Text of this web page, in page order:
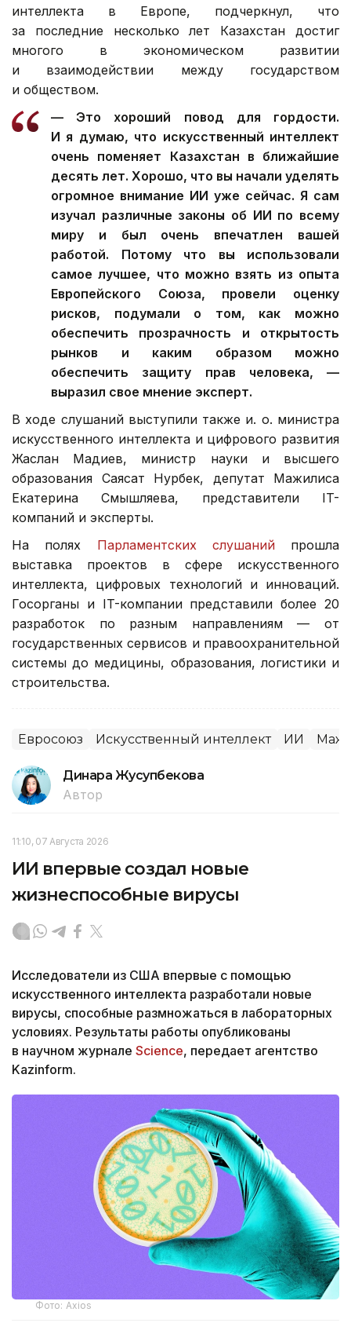
интеллекта в Европе, подчеркнул, что
за последние несколько лет Казахстан достиг
многого в экономическом развитии
и взаимодействии между государством
и обществом.
— Это хороший повод для гордости.
И я думаю, что искусственный интеллект
очень поменяет Казахстан в ближайшие
десять лет. Хорошо, что вы начали уделять
огромное внимание ИИ уже сейчас. Я сам
изучал различные законы об ИИ по всему
миру и был очень впечатлен вашей
работой. Потому что вы использовали
самое лучшее, что можно взять из опыта
Европейского Союза, провели оценку
рисков, подумали о том, как можно
обеспечить прозрачность и открытость
рынков и каким образом можно
обеспечить защиту прав человека, —
выразил свое мнение эксперт.
В ходе слушаний выступили также и. о. министра
искусственного интеллекта и цифрового развития
Жаслан Мадиев, министр науки и высшего
образования Саясат Нурбек, депутат Мажилиса
Екатерина Смышляева, представители IT-
компаний и эксперты.
На полях Парламентских слушанийпрошла
выставка проектов в сфере искусственного
интеллекта, цифровых технологий и инноваций.
Госорганы и IT-компании представили более 20
разработок по разным направлениям — от
государственных сервисов и правоохранительной
системы до медицины, образования, логистики и
строительства.
Евросоюз Искусственный интеллект ИИ
Динара Жусупбекова
Автор
11:10, 07 Августа 2026
ИИ впервые создал новые
жизнеспособные вирусы
Исследователи из США впервые с помощью
искусственного интеллекта разработали новые
вирусы, способные размножаться в лабораторных
условиях. Результаты работы опубликованы
в научном журнале Science, передает агентство
Kazinform.
Фото: Axios